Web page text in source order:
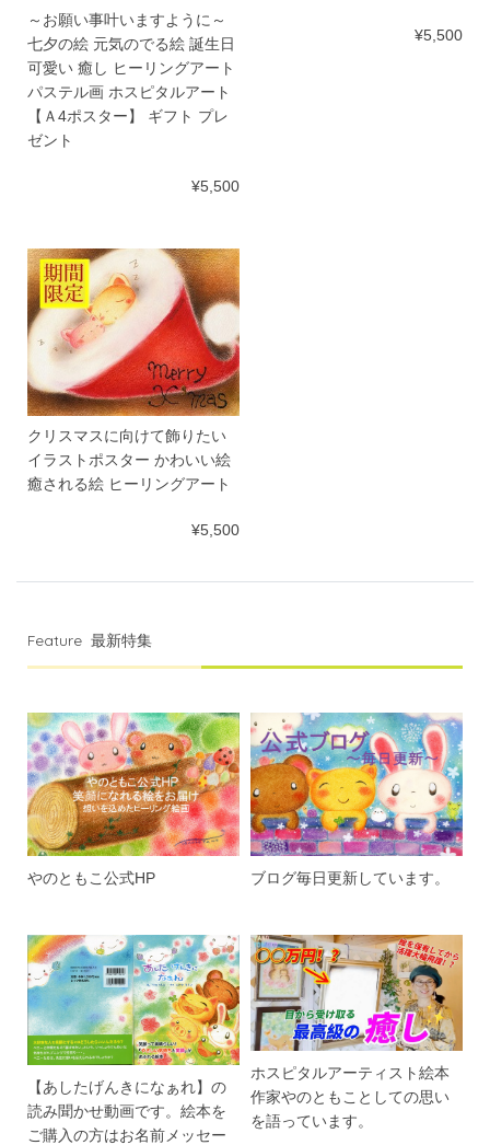
～お願い事叶いますように～
七夕の絵 元気のでる絵 誕生日
可愛い 癒し ヒーリングアート
パステル画 ホスピタルアート
【Ａ4ポスター】 ギフト プレ
ゼント
¥5,500
¥5,500
クリスマスに向けて飾りたい
イラストポスター かわいい絵
癒される絵 ヒーリングアート
¥5,500
Feature 最新特集
やのともこ公式HP ブログ毎日更新しています。
【あしたげんきになぁれ】の
読み聞かせ動画です。絵本を
ご購入の方はお名前メッセー
ホスピタルアーティスト絵本
作家やのともことしての思い
を語っています。